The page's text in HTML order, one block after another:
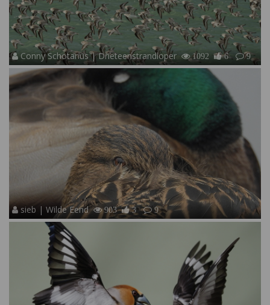
Conny Schotanus | Drieteenstrandloper 1092 6 9
sieb | Wilde Eend 903 3 9